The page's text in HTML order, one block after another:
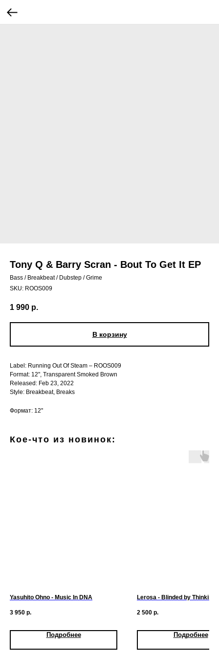
Tony Q & Barry Scran - Bout To Get It EP
Bass / Breakbeat / Dubstep / Grime
SKU: ROOS009
1 990 р.
В корзину
Label: Running Out Of Steam – ROOS009
Format: 12", Transparent Smoked Brown
Released: Feb 23, 2022
Style: Breakbeat, Breaks
Формат: 12''
Кое-что из новинок:
Yasuhito Ohno - Music In DNA
3 950 р.
Подробнее
Lerosa - Blinded by Thinking
2 500 р.
Подробнее